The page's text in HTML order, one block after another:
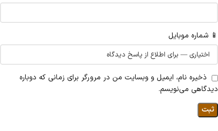
📱 شماره موبایل
ذخیره نام، ایمیل و وبسایت من در مرورگر برای زمانی که دوباره
دیدگاهی می‌نویسم.